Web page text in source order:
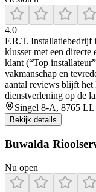
4.0
F.R.T.
klusser met een directe
klant (“Top
vakmanschap en
aantal reviews blijft het
dienstverlening op de
Singel 8-A, 8765
Bekijk details
Buwalda
Nu open